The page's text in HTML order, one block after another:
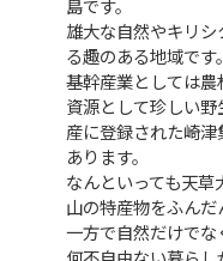
島です。
雄大な自然やキリ
る趣のある地域です。
基幹産業としては
資源として珍しい
産に登録された崎
あります。
なんといっても天
山の特産物をふんだ
一方で自然だけでな